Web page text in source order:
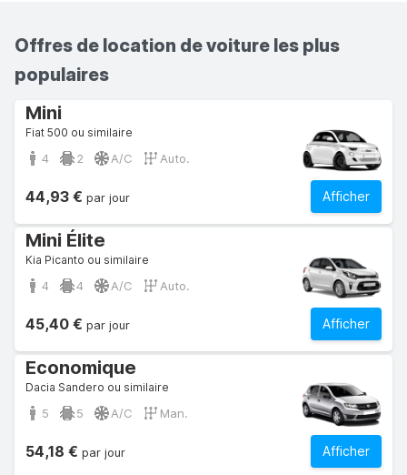
Offres de location de voiture les plus
populaires
Mini
Fiat 500 ou similaire
4 2 A/C Auto.
Afficher
44,93 € par jour
Mini Élite
Kia Picanto ou similaire
4 4 A/C Auto.
Afficher
45,40 € par jour
Economique
Dacia Sandero ou similaire
5 5 A/C Man.
Afficher
54,18 € par jour